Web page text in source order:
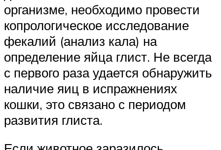
организме, необходимо провести
копрологическое исследование
фекалий (анализ кала) на
определение яйца глист. Не всегда
с первого раза удается обнаружить
наличие яиц в испражнениях
кошки, это связано с периодом
развития глиста.